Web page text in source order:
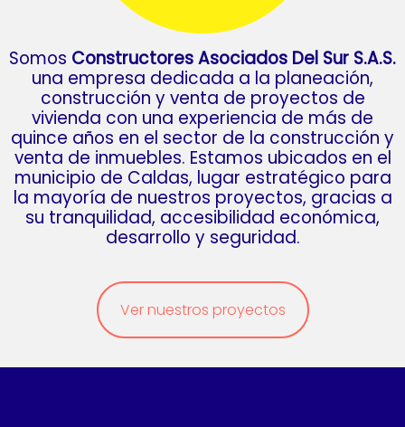
Somos Constructores Asociados Del Sur S.A.S.
una empresa dedicada a la planeación,
construcción y venta de proyectos de
vivienda con una experiencia de más de
quince años en el sector de la construcción y
venta de inmuebles. Estamos ubicados en el
municipio de Caldas, lugar estratégico para
la mayoría de nuestros proyectos, gracias a
su tranquilidad, accesibilidad económica,
desarrollo y seguridad.
Ver nuestros proyectos